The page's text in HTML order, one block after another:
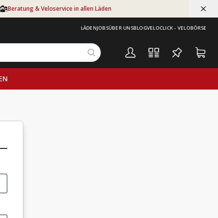
Beratung & Veloservice in allen Läden
LÄDENJOBSÜBER UNSBLOGVELOCLICK - VELOBÖRSE